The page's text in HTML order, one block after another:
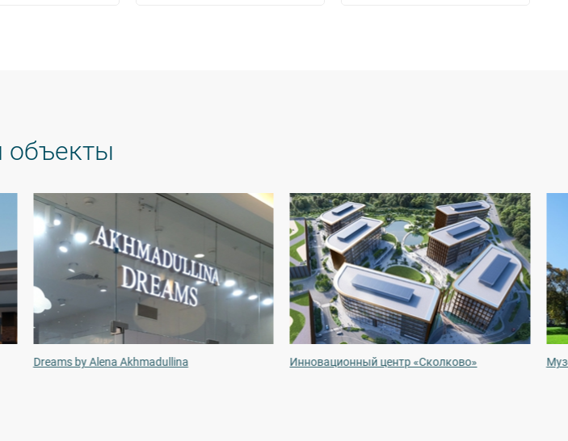
Dreams by Alena Akhmadullina Инновационный центр «Сколково»